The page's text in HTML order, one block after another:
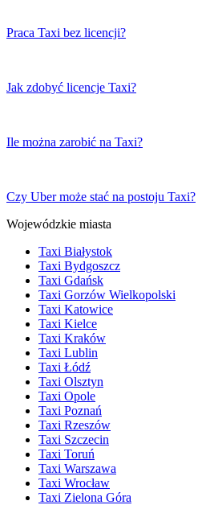
Praca Taxi bez licencji?
Jak zdobyć licencje Taxi?
Ile można zarobić na Taxi?
Czy Uber może stać na postoju Taxi?
Wojewódzkie miasta
Taxi Białystok
Taxi Bydgoszcz
Taxi Gdańsk
Taxi Gorzów Wielkopolski
Taxi Katowice
Taxi Kielce
Taxi Kraków
Taxi Lublin
Taxi Łódź
Taxi Olsztyn
Taxi Opole
Taxi Poznań
Taxi Rzeszów
Taxi Szczecin
Taxi Toruń
Taxi Warszawa
Taxi Wrocław
Taxi Zielona Góra